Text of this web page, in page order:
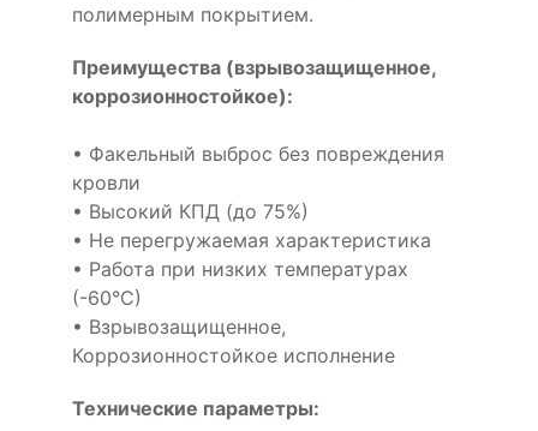
полимерным покрытием.
Преимущества (взрывозащищенное,
коррозионностойкое):
• Факельный выброс без повреждения
кровли
• Высокий КПД (до 75%)
• Не перегружаемая характеристика
• Работа при низких температурах
(-60°С)
• Взрывозащищенное,
Коррозионностойкое исполнение
Технические параметры: